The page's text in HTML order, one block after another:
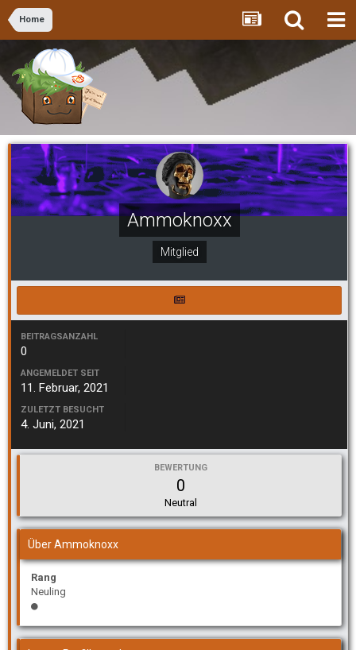
Home
Ammoknoxx
Mitglied
BEITRAGSANZAHL
0
ANGEMELDET SEIT
11. Februar, 2021
ZULETZT BESUCHT
4. Juni, 2021
BEWERTUNG
0
Neutral
Über Ammoknoxx
Rang
Neuling